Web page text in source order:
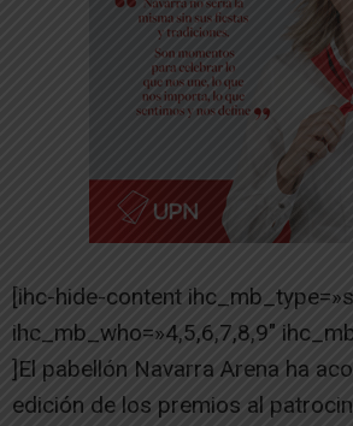
[ihc-hide-content
ihc_mb_who=»4,5,6,7,8,9″
]El pabellón Navarra Arena ha
edición de los premios al